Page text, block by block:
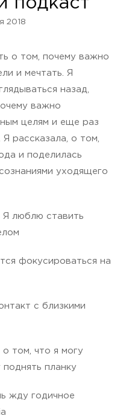
подкаст
2018
о том, почему важно
и мечтать. Я
назад,
важно
целям и еще раз
рассказала, о том,
и поделилась
уходящего
Я люблю ставить
фокусироваться на
с близкими
том, что я могу
планку
жду годичное